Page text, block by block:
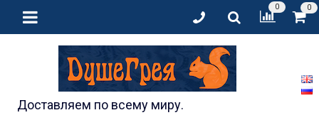
0 0
Доставляем по всему миру.